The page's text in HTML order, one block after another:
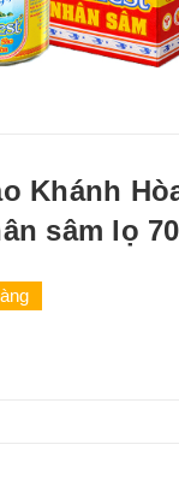
Khánh
sâm lọ